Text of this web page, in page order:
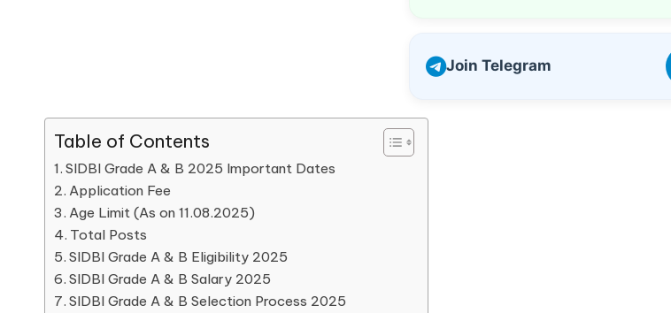
Join Telegram
Table of Contents
SIDBI Grade A & B 2025 Important Dates
Application Fee
Age Limit (As on 11.08.2025)
Total Posts
SIDBI Grade A & B Eligibility 2025
SIDBI Grade A & B Salary 2025
SIDBI Grade A & B Selection Process 2025